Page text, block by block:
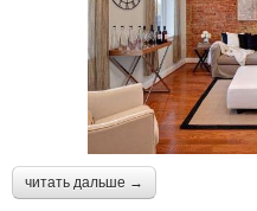
читать дальше →